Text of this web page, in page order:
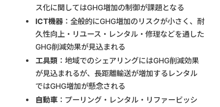
ス化に関してはGHG増加の制御が課題となる
ICT機器：全般的にGHG増加のリスクが小さく、耐
久性向上・リユース・レンタル・修理などを通した
GHG削減効果が見込まれる
工具類 ：地域でのシェアリングにはGHG削減効果
が見込まれるが、長距離輸送が増加するレンタル
ではGHG増加が懸念される
自動車 ：プーリング・レンタル・リファービッシ